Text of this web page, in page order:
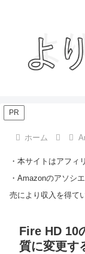
PR
ホーム
・本サイトはアフィ
・Amazonのアソシ
売により収入を得て
Fire HD 10
質に変更す